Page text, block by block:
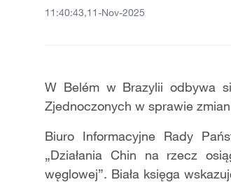
11:40:43,11-Nov-2025
W Belém w Brazylii odbywa
Zjednoczonych w sprawie
Biuro Informacyjne Rady
„Działania Chin na rzecz
węglowej”. Biała księga